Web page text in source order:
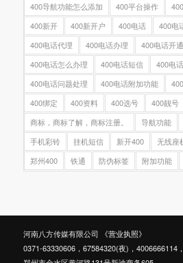
400导航功能怎么添加
400平台操作
400新开
400新开户 400电话
400电
400电话代理
400电话办理 400电话开通
400电话怎么办理
400电话短信 400电
400电话问题处理
400电话附加功能
400绑定
400资料 400选号 400靓号
商标，商标了解，商标注册。
导航功能
手机彩铃
挂机短信 新开400 无线座
郑州400
铁通 防伪标签 附加功能
河南八方传媒有限公司
《营业执照》
0371-63330606，67584320(夜)，4006666114